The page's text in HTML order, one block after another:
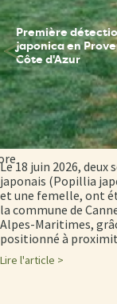
Première
japonica en
Côte d'Azur
Le 18 juin 2026, deux
japonais (Popillia
et une femelle, ont
la commune de
Alpes-Maritimes,
positionné à
Lire l'article >